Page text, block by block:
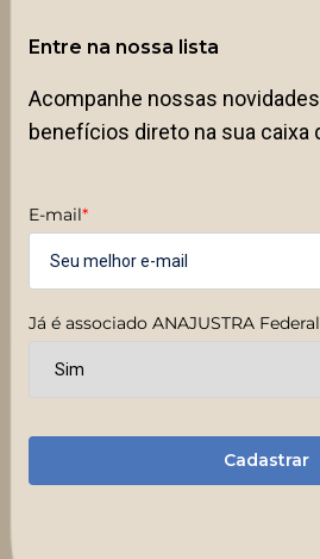
Entre na nossa lista
Acompanhe nossas
benefícios direto na sua caixa
E-mail*
Já é associado ANAJUSTRA
Cadastrar